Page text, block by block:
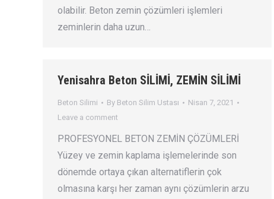
olabilir. Beton zemin çözümleri işlemleri
zeminlerin daha uzun…
Yenisahra Beton SİLİMİ, ZEMİN SİLİMİ
Beton Silimi By Beton Silim Ustası
Nisan 7, 2021
Leave a comment
PROFESYONEL BETON ZEMİN ÇÖZÜMLERİ
Yüzey ve zemin kaplama işlemelerinde son
dönemde ortaya çıkan alternatiflerin çok
olmasına karşı her zaman aynı çözümlerin arzu